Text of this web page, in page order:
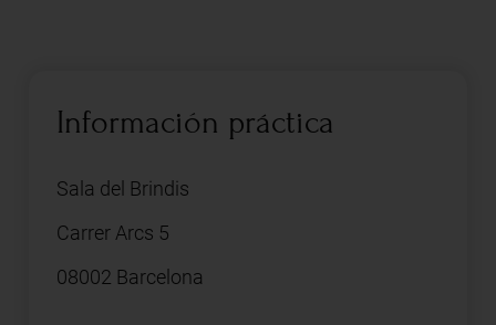
Información práctica
Sala del Brindis
Carrer Arcs 5
08002 Barcelona